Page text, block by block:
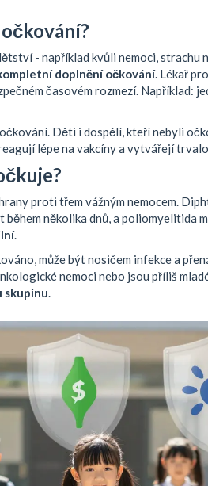
- například kvůli nemoci, strachu
doplnění očkování. Lékař
časovém rozmezí. Například:
Děti i dospělí, kteří nebyli
lépe na vakcíny a vytvářejí
proti třem vážným nemocem.
během několika dnů, a poliomyelitida
.
může být nosičem infekce a
nemoci nebo jsou příliš
skupinu.